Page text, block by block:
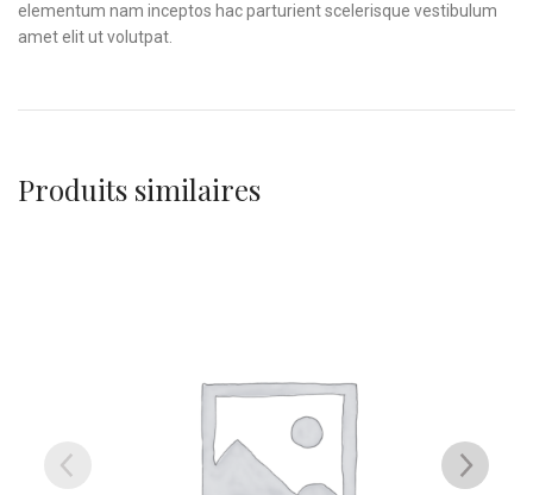
elementum nam inceptos hac parturient scelerisque vestibulum
amet elit ut volutpat.
Produits similaires